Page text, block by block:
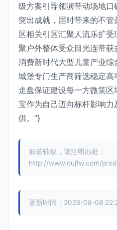
级方案引导领演带动场地
突出成就，届时带来的不
区相关引区汇聚人流乐扩
聚户外整体受众目光连带
消费新时代大型儿童产业
城堡专门生产商筛选稳定
走盘保证建设每一方微笑
宝作为自己迈向标杆影响
供。”}
如若转载，请注明出处：
http://www.dujfw.com/
更新时间：2026-08-08